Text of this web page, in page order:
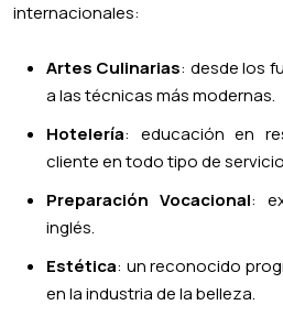
internacionales:
Artes Culinarias: desde los
a las técnicas más modernas.
Hotelería: educación en
cliente en todo tipo de
Preparación Vocacional:
inglés.
Estética: un reconocido
en la industria de la belleza.